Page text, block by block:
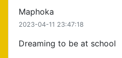
Maphoka
2023-04-11 23:47:18
Dreaming to be at school